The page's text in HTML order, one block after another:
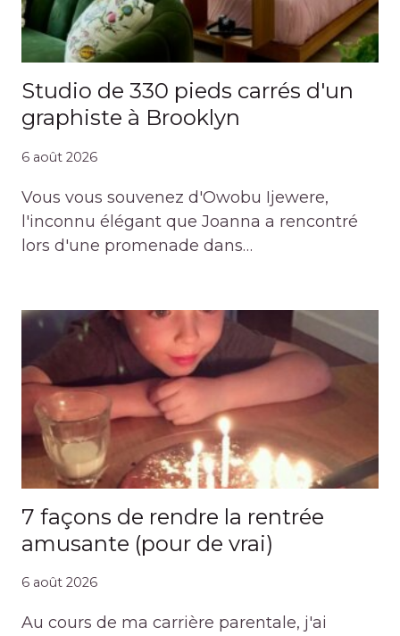
Studio de 330 pieds carrés d'un
graphiste à Brooklyn
6 août 2026
Vous vous souvenez d'Owobu Ijewere,
l'inconnu élégant que Joanna a rencontré
lors d'une promenade dans…
7 façons de rendre la rentrée
amusante (pour de vrai)
6 août 2026
Au cours de ma carrière parentale, j'ai